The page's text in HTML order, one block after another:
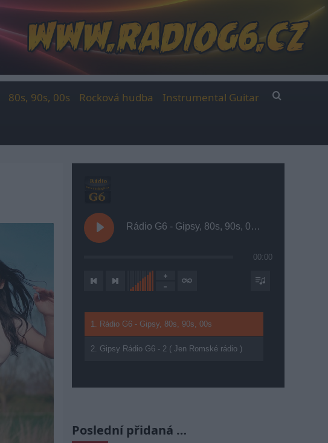
80s, 90s, 00s Rocková hudba Instrumental Guitar
Rádio G6 - Gipsy, 80s, 90s, 00s
00:00
1. Rádio G6 - Gipsy, 80s, 90s, 00s
2. Gipsy Rádio G6 - 2 ( Jen Romské rádio )
Poslední přidaná …